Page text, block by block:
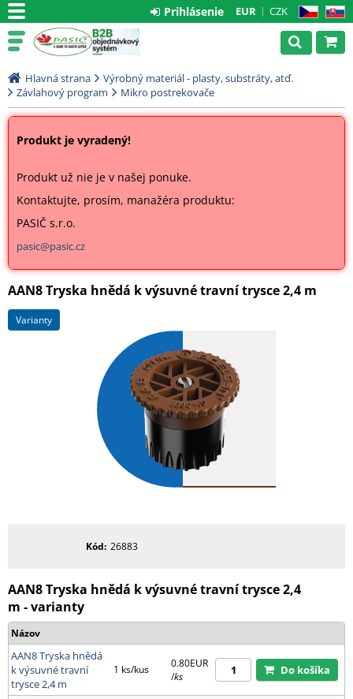
CZ SK
EUR CZK
Prihlásenie
Hlavná strana
Výrobný materiál - plasty, substráty, atď.
Závlahový program
Mikro postrekovače
Produkt je vyradený!
Produkt už nie je v našej ponuke.
Kontaktujte, prosím, manažéra produktu:
PASIČ s.r.o.
pasic@pasic.cz
AAN8 Tryska hnědá k výsuvné travní trysce 2,4 m
varianty
Kód 26883
AAN8 Tryska hnědá k výsuvné travní trysce 2,4
m - varianty
Názov
AAN8 Tryska hnědá
k výsuvné travní
trysce 2,4 m
1 ks/kus
0.80EUR
/ks Do košíka